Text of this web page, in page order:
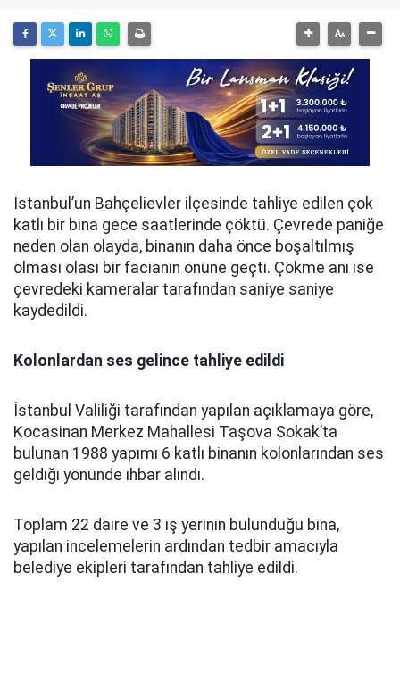
İstanbul’un Bahçelievler ilçesinde tahliye edilen çok
katlı bir bina gece saatlerinde çöktü. Çevrede paniğe
neden olan olayda, binanın daha önce boşaltılmış
olması olası bir facianın önüne geçti. Çökme anı ise
çevredeki kameralar tarafından saniye saniye
kaydedildi.
Kolonlardan ses gelince tahliye edildi
İstanbul Valiliği tarafından yapılan açıklamaya göre,
Kocasinan Merkez Mahallesi Taşova Sokak’ta
bulunan 1988 yapımı 6 katlı binanın kolonlarından ses
geldiği yönünde ihbar alındı.
Toplam 22 daire ve 3 iş yerinin bulunduğu bina,
yapılan incelemelerin ardından tedbir amacıyla
belediye ekipleri tarafından tahliye edildi.